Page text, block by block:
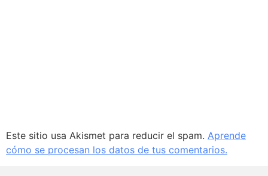
Este sitio usa Akismet para reducir el spam. Aprende
cómo se procesan los datos de tus comentarios.